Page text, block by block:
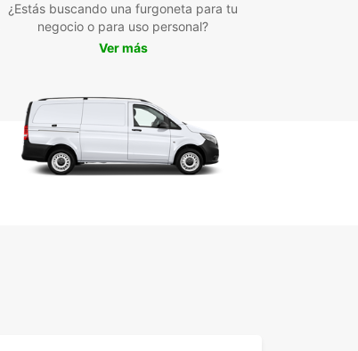
Solutions (EBSS), facilitando la
de flotas.
en puntos estratégicos: centro de
y sencilla online, con atención
para resolver cualquier duda.
corto, medio o largo plazo según
del cliente.
¿Estás buscando una furgoneta para tu
negocio o para uso personal?
Ver más